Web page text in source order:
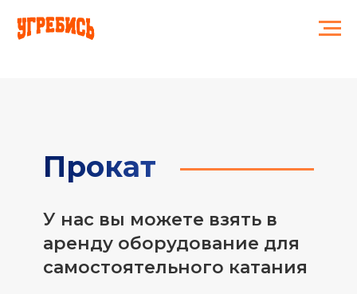
Главная → Услуги
Прокат
У нас вы можете взять в
аренду оборудование для
самостоятельного катания